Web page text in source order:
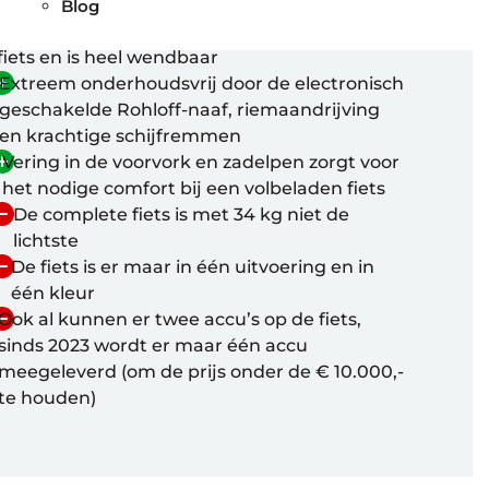
Blog
als hij geparkeerd staat. Hij heeft
en is heel wendbaar
Extreem onderhoudsvrij door de electronisch
geschakelde Rohloff-naaf, riemaandrijving
en krachtige schijfremmen
Vering in de voorvork en zadelpen zorgt voor
het nodige comfort bij een volbeladen fiets
De complete fiets is met 34 kg niet de
lichtste
De fiets is er maar in één uitvoering en in
één kleur
al kunnen er twee accu’s op de fiets,
2023 wordt er maar één accu
(om de prijs onder de € 10.000,-
houden)